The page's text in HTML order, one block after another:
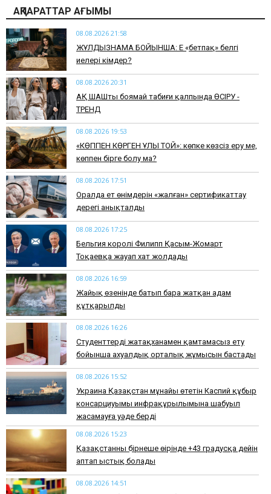
АҚПАРАТТАР АҒЫМЫ
08.08.2026 21:58
ЖҰЛДЫЗНАМА БОЙЫНША: Ең «бетпақ» белгі
иелері кімдер?
08.08.2026 20:31
АҚ ШАШты боямай табиғи қалпында ӨСІРУ -
ТРЕНД
08.08.2026 19:53
​«КӨППЕН КӨРГЕН ҰЛЫ ТОЙ»: көпке көзсіз еру ме,
көппен бірге болу ма?
08.08.2026 17:51
Оралда ет өнімдерін «жалған» сертификаттау
дерегі анықталды
08.08.2026 17:25
Бельгия королі Филипп Қасым-Жомарт
Тоқаевқа жауап хат жолдады
08.08.2026 16:59
Жайық өзенінде батып бара жатқан адам
құтқарылды
08.08.2026 16:26
Студенттерді жатақханамен қамтамасыз ету
бойынша ахуалдық орталық жұмысын бастады
08.08.2026 15:52
Украина Қазақстан мұнайы өтетін Каспий құбыр
консарциуымы инфрақұрылымына шабуыл
жасамауға уәде берді
08.08.2026 15:23
Қазақстанның бірнеше өңірінде +43 градусқа дейін
аптап ыстық болады
08.08.2026 14:51